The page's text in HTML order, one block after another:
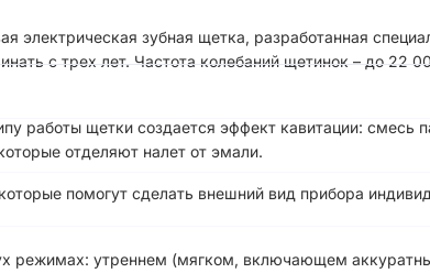
электрическая зубная щетка, разработанная
с трех лет. Частота колебаний щетинок – до 22
работы щетки создается эффект кавитации:
отделяют налет от эмали.
помогут сделать внешний вид прибора
режимах: утреннем (мягком, включающем